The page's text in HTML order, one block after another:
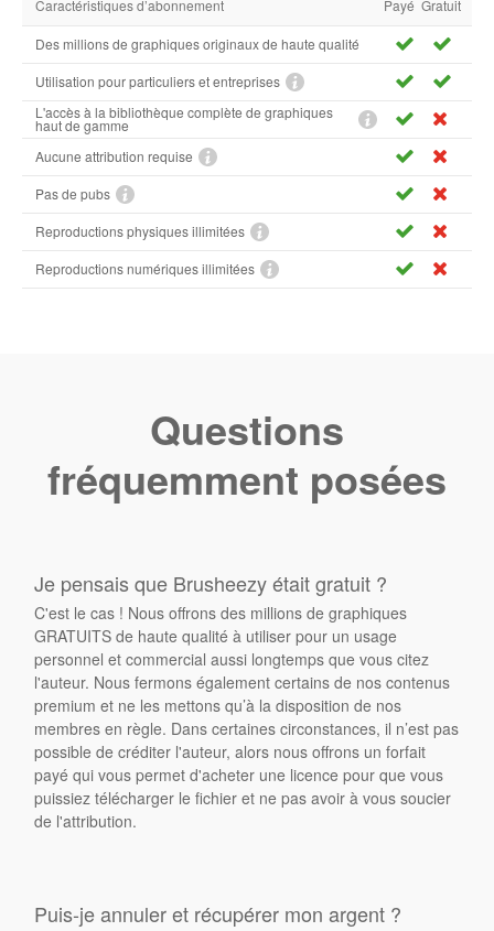
Caractéristiques d’abonnement Payé Gratuit
Des millions de graphiques originaux de haute qualité
Utilisation pour particuliers et entreprises
L'accès à la bibliothèque complète de graphiques
haut de gamme
Aucune attribution requise
Pas de pubs
Reproductions physiques illimitées
Reproductions numériques illimitées
Questions
fréquemment posées
Je pensais que Brusheezy était gratuit ?
C'est le cas ! Nous offrons des millions de graphiques
GRATUITS de haute qualité à utiliser pour un usage
personnel et commercial aussi longtemps que vous citez
l'auteur. Nous fermons également certains de nos contenus
premium et ne les mettons qu’à la disposition de nos
membres en règle. Dans certaines circonstances, il n’est pas
possible de créditer l'auteur, alors nous offrons un forfait
payé qui vous permet d'acheter une licence pour que vous
puissiez télécharger le fichier et ne pas avoir à vous soucier
de l'attribution.
Puis-je annuler et récupérer mon argent ?